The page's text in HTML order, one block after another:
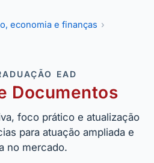
economia e finanças
EAD
Documentos
foco prático e atualização
para atuação ampliada e
no mercado.